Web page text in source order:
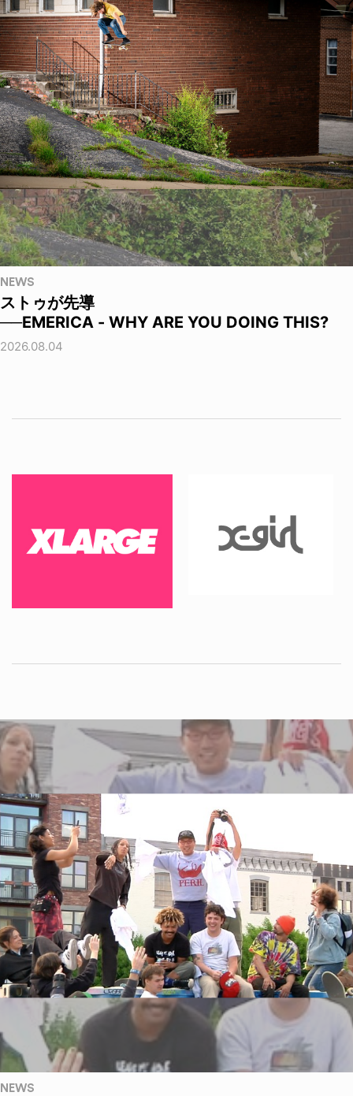
NEWS
ストゥが先導
──EMERICA - WHY ARE YOU DOING THIS?
2026.08.04
NEWS